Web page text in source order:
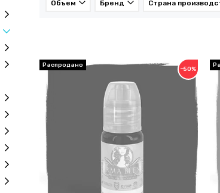
Объем Бренд Страна
−50%